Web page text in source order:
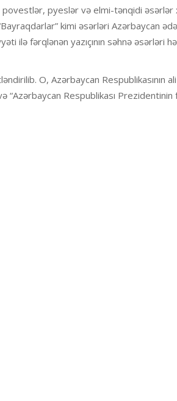
povestlər, pyeslər və elmi-tənqidi
kimi əsərləri Azərbaycan
ilə fərqlənən yazıçının səhnə əsərləri
O, Azərbaycan Respublikasının
“Azərbaycan Respublikası